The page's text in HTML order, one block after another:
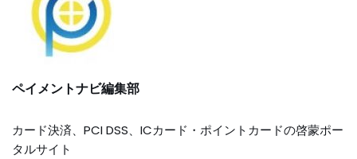
ペイメントナビ編集部
カード決済、PCI DSS、ICカード・ポイントカードの啓蒙ポー
タルサイト